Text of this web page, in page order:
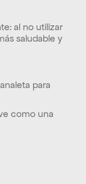
al no utilizar
saludable y
para
como una